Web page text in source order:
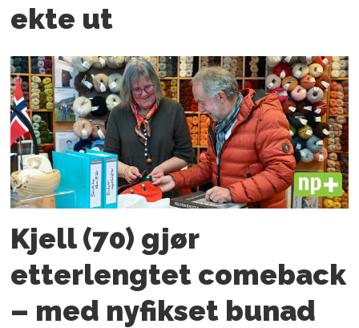
ekte ut
PLUS
Kjell (70) gjør
etterlengtet comeback
– med nyfikset bunad